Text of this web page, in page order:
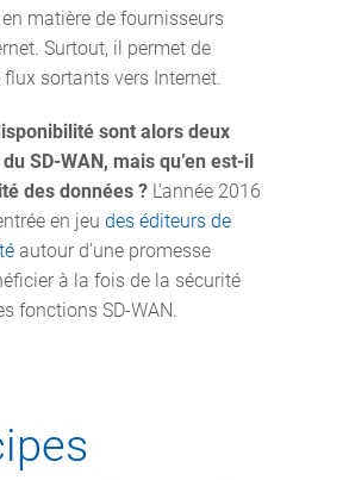
matière de fournisseurs
Surtout, il permet de
flux sortants vers Internet.
sont alors deux
SD-WAN, mais qu’en est-il
des données ? L’année 2016
en jeu des éditeurs de
autour d’une promesse
à la fois de la sécurité
fonctions SD-WAN.